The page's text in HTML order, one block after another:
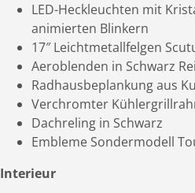
LED-Heckleuchten mit
animierten Blinkern
17″ Leichtmetallfelgen
Aeroblenden in Schwarz
Radhausbeplankung aus
Verchromter
Dachreling in Schwarz
Embleme Sondermodell
Interieur